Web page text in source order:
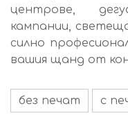
центрове,
кампании,
силно
вашия щанд от
без печат с